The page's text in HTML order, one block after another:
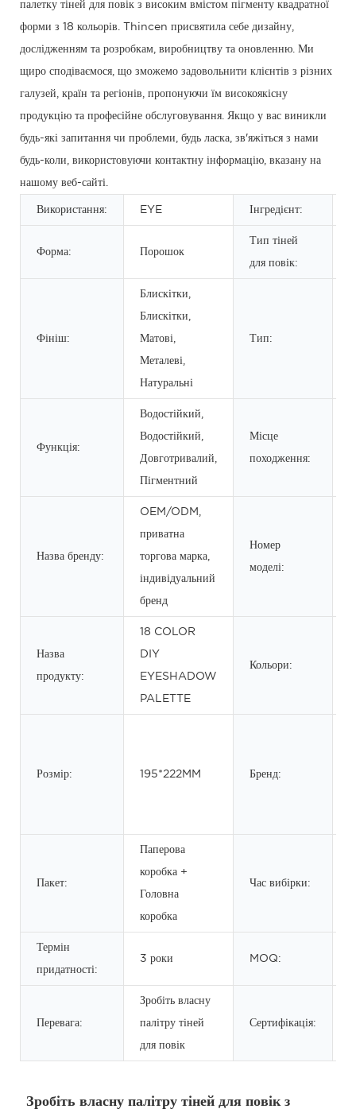
палетку тіней для повік з високим вмістом пігменту квадратної
форми з 18 кольорів. Thincen присвятила себе дизайну,
дослідженням та розробкам, виробництву та оновленню. Ми
щиро сподіваємося, що зможемо задовольнити клієнтів з різних
галузей, країн та регіонів, пропонуючи їм високоякісну
продукцію та професійне обслуговування. Якщо у вас виникли
будь-які запитання чи проблеми, будь ласка, зв'яжіться з нами
будь-коли, використовуючи контактну інформацію, вказану на
нашому веб-сайті.
Використання: EYE Інгредієнт:
Форма: Порошок
Тип тіней
для повік:
Фініш:
Блискітки,
Блискітки,
Матові,
Металеві,
Натуральні
Тип:
Функція:
Водостійкий,
Водостійкий,
Довготривалий,
Пігментний
Місце
походження:
Назва бренду:
OEM/ODM,
приватна
торгова марка,
індивідуальний
бренд
Номер
моделі:
Назва
продукту:
18 COLOR
DIY
EYESHADOW
PALETTE
Кольори:
Розмір: 195*222MM Бренд:
Пакет:
Паперова
коробка +
Головна
коробка
Час вибірки:
Термін
придатності:
3 роки MOQ:
Перевага:
Зробіть власну
палітру тіней
для повік
Сертифікація:
Зробіть власну палітру тіней для повік з